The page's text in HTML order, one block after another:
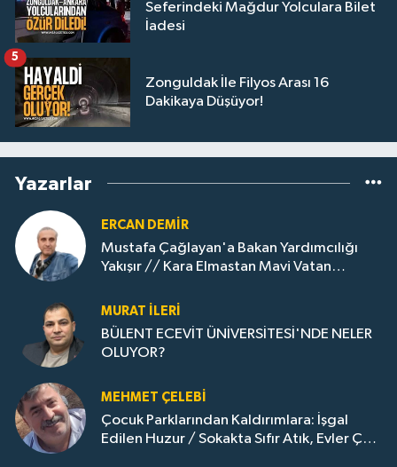
Seferindeki Mağdur Yolculara Bilet
İadesi
Zonguldak İle Filyos Arası 16
Dakikaya Düşüyor!
5
Yazarlar
ERCAN DEMIR
Mustafa Çağlayan'a Bakan Yardımcılığı
Yakışır // ​Kara Elmastan Mavi Vatan
MURAT İLERI
BÜLENT ECEVİT ÜNİVERSİTESİ'NDE NELER
OLUYOR?
MEHMET ÇELEBI
Çocuk Parklarından Kaldırımlara: İşgal
Edilen Huzur / Sokakta Sıfır Atık, Evler Çöp